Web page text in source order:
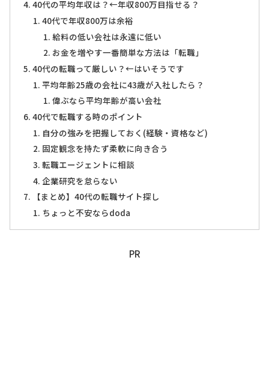
40代の平均年収は？←年収800万目指せる？
40代で年収800万は余裕
給料の低い会社は永遠に低い
お金を増やす一番簡単な方法は「転職」
40代の転職って厳しい？←はいそうです
平均年齢25歳の会社に43歳が入社したら？
偉ぶなら平均年齢が高い会社
40代で転職する時のポイント
自分の強みを把握しておく(経験・資格など)
固定観念を持たず柔軟に向き合う
転職エージェントに相談
企業研究を怠らない
【まとめ】40代の転職サイト探し
ちょっと不安ならdoda
PR